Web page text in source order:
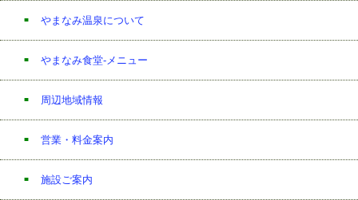
やまなみ温泉について
やまなみ食堂-メニュー
周辺地域情報
営業・料金案内
施設ご案内